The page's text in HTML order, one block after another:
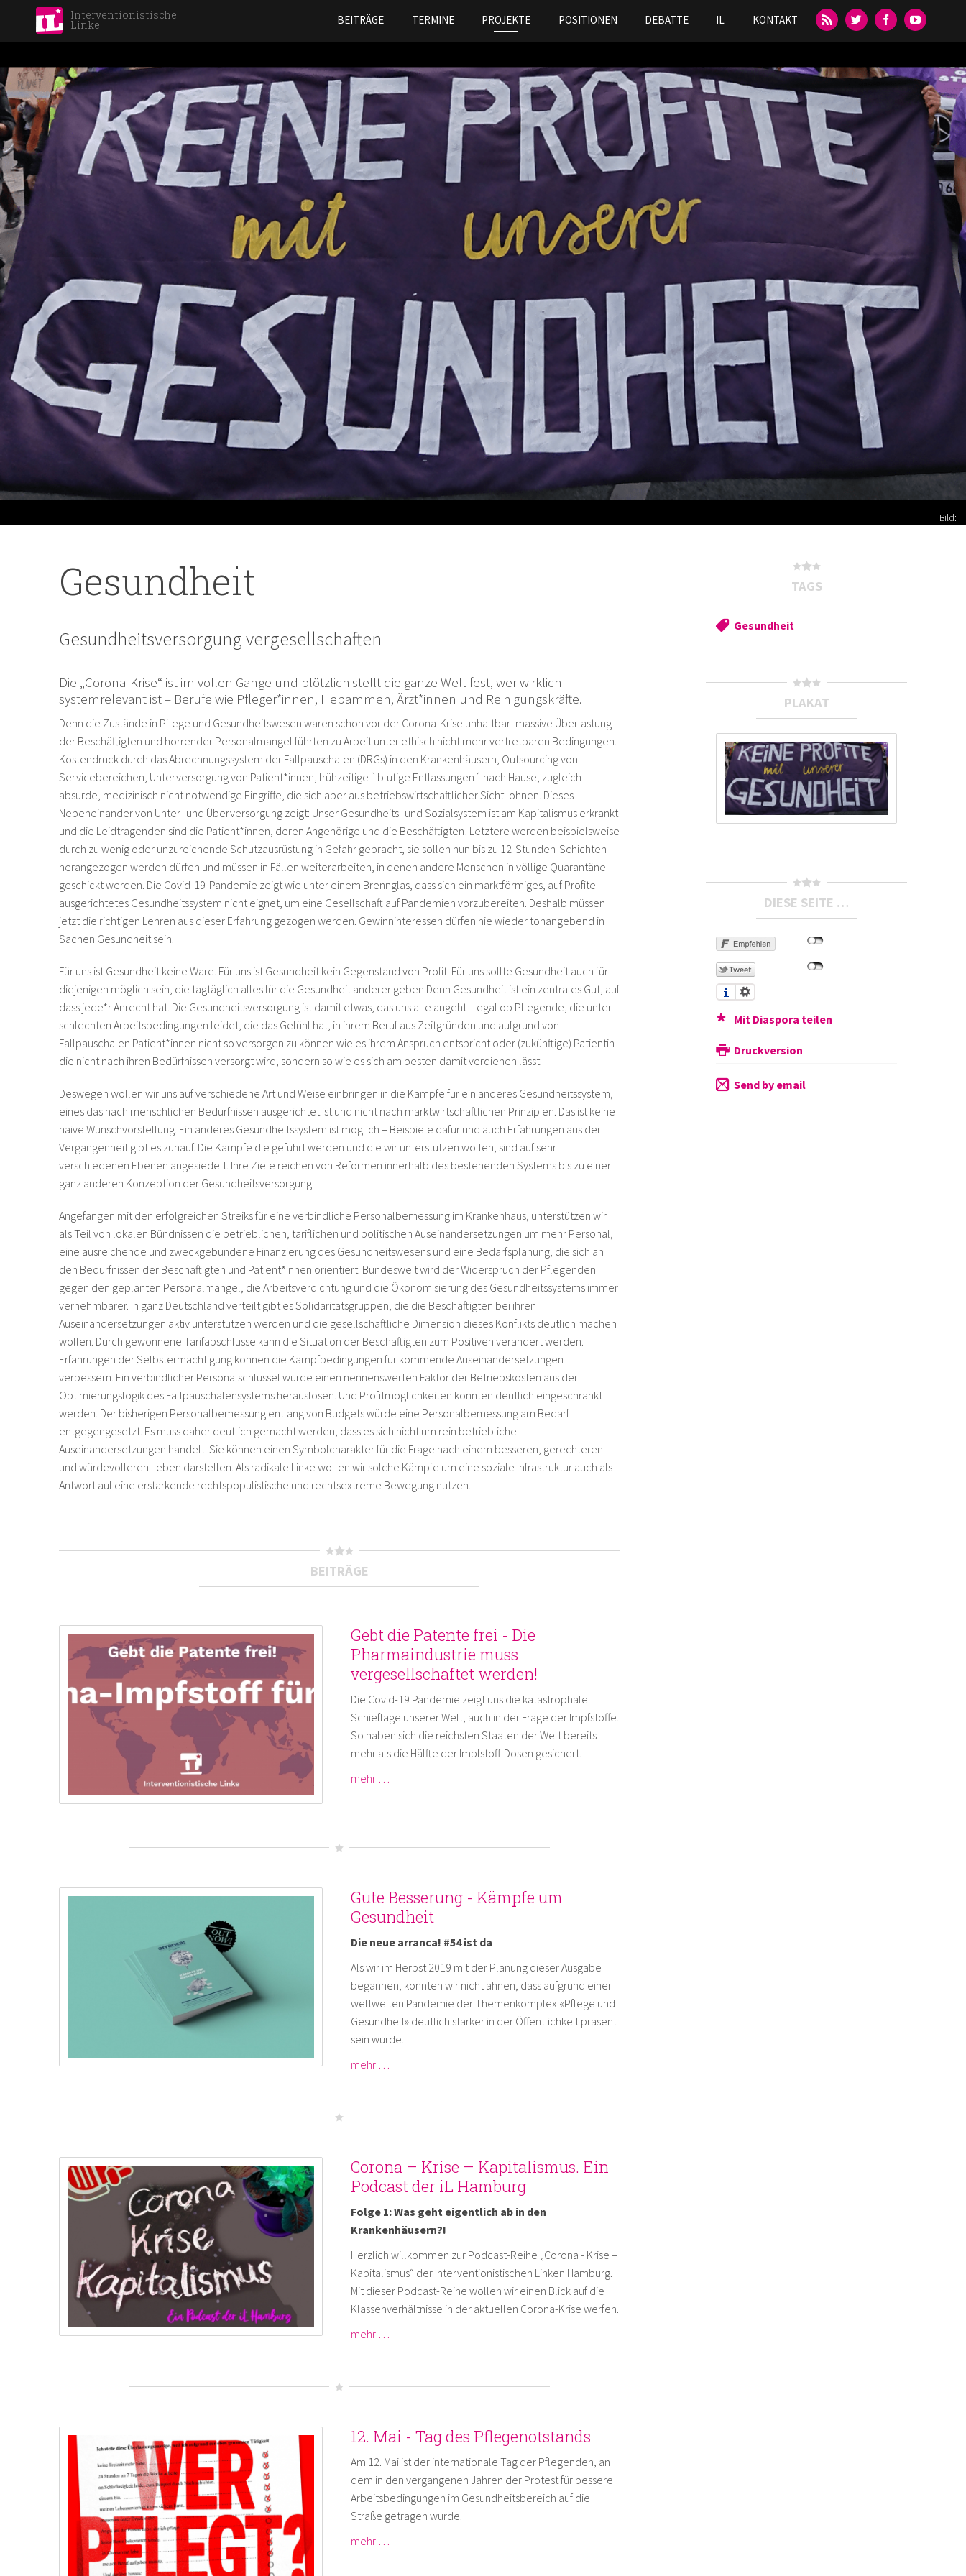
main
content
Interventionistische
Linke BEITRÄGE TERMINE PROJEKTE POSITIONEN DEBATTE IL KONTAKT
Bild:
Gesundheit
Gesundheitsversorgung vergesellschaften
Die „Corona-Krise“ ist im vollen Gange und plötzlich stellt die ganze Welt fest, wer wirklich
systemrelevant ist – Berufe wie Pfleger*innen, Hebammen, Ärzt*innen und Reinigungskräfte.
Denn die Zustände in Pflege und Gesundheitswesen waren schon vor der Corona-Krise unhaltbar: massive Überlastung
der Beschäftigten und horrender Personalmangel führten zu Arbeit unter ethisch nicht mehr vertretbaren Bedingungen.
Kostendruck durch das Abrechnungssystem der Fallpauschalen (DRGs) in den Krankenhäusern, Outsourcing von
Servicebereichen, Unterversorgung von Patient*innen, frühzeitige `blutige Entlassungen´ nach Hause, zugleich
absurde, medizinisch nicht notwendige Eingriffe, die sich aber aus betriebswirtschaftlicher Sicht lohnen. Dieses
Nebeneinander von Unter- und Überversorgung zeigt: Unser Gesundheits- und Sozialsystem ist am Kapitalismus erkrankt
und die Leidtragenden sind die Patient*innen, deren Angehörige und die Beschäftigten! Letztere werden beispielsweise
durch zu wenig oder unzureichende Schutzausrüstung in Gefahr gebracht, sie sollen nun bis zu 12-Stunden-Schichten
herangezogen werden dürfen und müssen in Fällen weiterarbeiten, in denen andere Menschen in völlige Quarantäne
geschickt werden. Die Covid-19-Pandemie zeigt wie unter einem Brennglas, dass sich ein marktförmiges, auf Profite
ausgerichtetes Gesundheitssystem nicht eignet, um eine Gesellschaft auf Pandemien vorzubereiten. Deshalb müssen
jetzt die richtigen Lehren aus dieser Erfahrung gezogen werden. Gewinninteressen dürfen nie wieder tonangebend in
Sachen Gesundheit sein.
Für uns ist Gesundheit keine Ware. Für uns ist Gesundheit kein Gegenstand von Profit. Für uns sollte Gesundheit auch für
diejenigen möglich sein, die tagtäglich alles für die Gesundheit anderer geben.Denn Gesundheit ist ein zentrales Gut, auf
dass jede*r Anrecht hat. Die Gesundheitsversorgung ist damit etwas, das uns alle angeht – egal ob Pflegende, die unter
schlechten Arbeitsbedingungen leidet, die das Gefühl hat, in ihrem Beruf aus Zeitgründen und aufgrund von
Fallpauschalen Patient*innen nicht so versorgen zu können wie es ihrem Anspruch entspricht oder (zukünftige) Patientin
die nicht nach ihren Bedürfnissen versorgt wird, sondern so wie es sich am besten damit verdienen lässt.
Deswegen wollen wir uns auf verschiedene Art und Weise einbringen in die Kämpfe für ein anderes Gesundheitssystem,
eines das nach menschlichen Bedürfnissen ausgerichtet ist und nicht nach marktwirtschaftlichen Prinzipien. Das ist keine
naive Wunschvorstellung. Ein anderes Gesundheitssystem ist möglich – Beispiele dafür und auch Erfahrungen aus der
Vergangenheit gibt es zuhauf. Die Kämpfe die geführt werden und die wir unterstützen wollen, sind auf sehr
verschiedenen Ebenen angesiedelt. Ihre Ziele reichen von Reformen innerhalb des bestehenden Systems bis zu einer
ganz anderen Konzeption der Gesundheitsversorgung.
Angefangen mit den erfolgreichen Streiks für eine verbindliche Personalbemessung im Krankenhaus, unterstützen wir
als Teil von lokalen Bündnissen die betrieblichen, tariflichen und politischen Auseinandersetzungen um mehr Personal,
eine ausreichende und zweckgebundene Finanzierung des Gesundheitswesens und eine Bedarfsplanung, die sich an
den Bedürfnissen der Beschäftigten und Patient*innen orientiert. Bundesweit wird der Widerspruch der Pflegenden
gegen den geplanten Personalmangel, die Arbeitsverdichtung und die Ökonomisierung des Gesundheitssystems immer
vernehmbarer. In ganz Deutschland verteilt gibt es Solidaritätsgruppen, die die Beschäftigten bei ihren
Auseinandersetzungen aktiv unterstützen werden und die gesellschaftliche Dimension dieses Konflikts deutlich machen
wollen. Durch gewonnene Tarifabschlüsse kann die Situation der Beschäftigten zum Positiven verändert werden.
Erfahrungen der Selbstermächtigung können die Kampfbedingungen für kommende Auseinandersetzungen
verbessern. Ein verbindlicher Personalschlüssel würde einen nennenswerten Faktor der Betriebskosten aus der
Optimierungslogik des Fallpauschalensystems herauslösen. Und Profitmöglichkeiten könnten deutlich eingeschränkt
werden. Der bisherigen Personalbemessung entlang von Budgets würde eine Personalbemessung am Bedarf
entgegengesetzt. Es muss daher deutlich gemacht werden, dass es sich nicht um rein betriebliche
Auseinandersetzungen handelt. Sie können einen Symbolcharakter für die Frage nach einem besseren, gerechteren
und würdevolleren Leben darstellen. Als radikale Linke wollen wir solche Kämpfe um eine soziale Infrastruktur auch als
Antwort auf eine erstarkende rechtspopulistische und rechtsextreme Bewegung nutzen.
BEITRÄGE
Gebt die Patente frei - Die
Pharmaindustrie muss
vergesellschaftet werden!
Die Covid-19 Pandemie zeigt uns die katastrophale
Schieflage unserer Welt, auch in der Frage der Impfstoffe.
So haben sich die reichsten Staaten der Welt bereits
mehr als die Hälfte der Impfstoff-Dosen gesichert.
mehr …
Gute Besserung - Kämpfe um
Gesundheit
Die neue arranca! #54 ist da
Als wir im Herbst 2019 mit der Planung dieser Ausgabe
begannen, konnten wir nicht ahnen, dass aufgrund einer
weltweiten Pandemie der Themenkomplex «Pflege und
Gesundheit» deutlich stärker in der Öffentlichkeit präsent
sein würde.
mehr …
Corona – Krise – Kapitalismus. Ein
Podcast der iL Hamburg
Folge 1: Was geht eigentlich ab in den
Krankenhäusern?!
Herzlich willkommen zur Podcast-Reihe „Corona - Krise –
Kapitalismus“ der Interventionistischen Linken Hamburg.
Mit dieser Podcast-Reihe wollen wir einen Blick auf die
Klassenverhältnisse in der aktuellen Corona-Krise werfen.
mehr …
12. Mai - Tag des Pflegenotstands
Am 12. Mai ist der internationale Tag der Pflegenden, an
dem in den vergangenen Jahren der Protest für bessere
Arbeitsbedingungen im Gesundheitsbereich auf die
Straße getragen wurde.
mehr …
TAGS
Gesundheit
PLAKAT
DIESE SEITE …
Mit Diaspora teilen
Druckversion
Send by email